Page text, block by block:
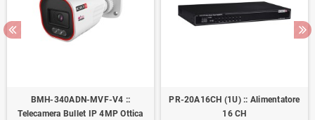
BMH-340ADN-MVF-V4 ::
Telecamera Bullet IP 4MP Ottica
PR-20A16CH (1U) :: Alimentatore
16 CH